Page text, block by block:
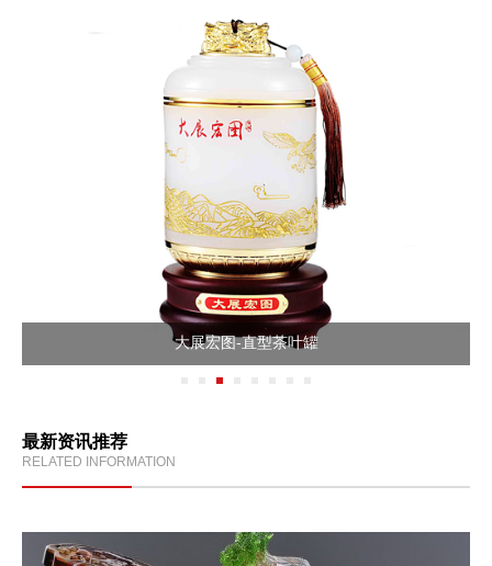
大展宏图-直型茶叶罐
最新资讯推荐
RELATED INFORMATION